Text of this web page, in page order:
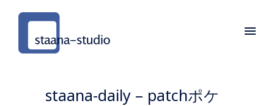
staana-daily – patchポケ